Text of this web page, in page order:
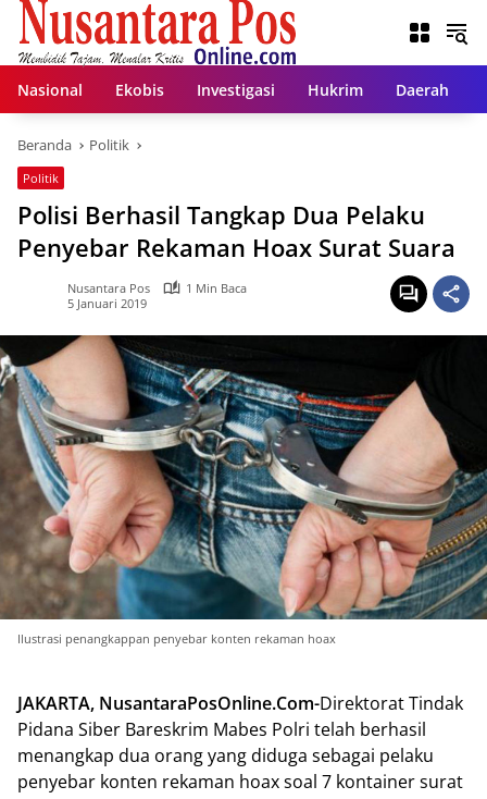
Langsung
konten
Nasional
Ekobis Investigasi Hukrim Daerah
Beranda Politik
Politik
Polisi Berhasil Tangkap Dua Pelaku
Penyebar Rekaman Hoax Surat Suara
Nusantara Pos
1 Min Baca
5 Januari 2019
Ilustrasi penangkappan penyebar konten rekaman hoax
JAKARTA, NusantaraPosOnline.Com-Direktorat Tindak
Pidana Siber Bareskrim Mabes Polri telah berhasil
menangkap dua orang yang diduga sebagai pelaku
penyebar konten rekaman hoax soal 7 kontainer surat